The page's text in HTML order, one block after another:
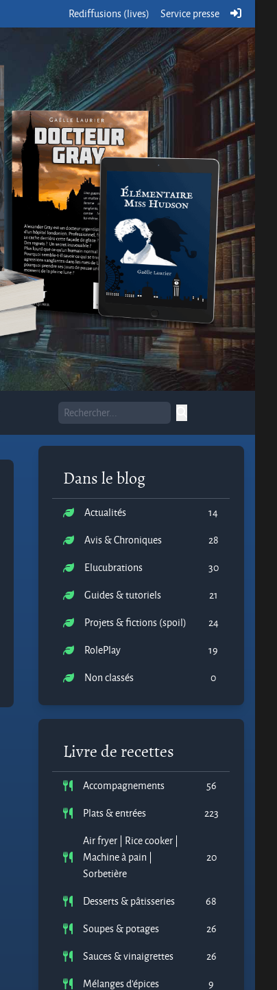
Rediffusions (lives) Service presse
Dans le blog
Actualités
14
Avis & Chroniques
28
Elucubrations
30
Guides & tutoriels
21
Projets & fictions (spoil)
24
RolePlay
19
Non classés
0
Livre de recettes
Accompagnements
56
Plats & entrées
223
Air fryer | Rice cooker |
Machine à pain |
Sorbetière
20
Desserts & pâtisseries
68
Soupes & potages
26
Sauces & vinaigrettes
26
Mélanges d'épices
9